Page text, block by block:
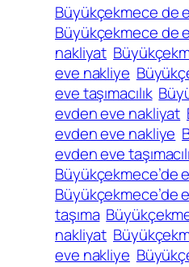
Büyükçekmece de
Büyükçekmece de
nakliyat
eve nakliye
eve taşımacılık
evden eve nakliyat
evden eve nakliye
evden eve
Büyükçekmece’de
Büyükçekmece’de
taşıma
nakliyat
eve nakliye